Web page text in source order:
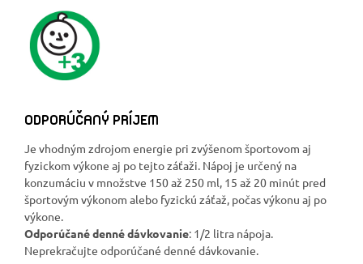
ODPORÚČANÝ PRÍJEM
Je vhodným zdrojom energie pri zvýšenom športovom aj
fyzickom výkone aj po tejto záťaži. Nápoj je určený na
konzumáciu v množstve 150 až 250 ml, 15 až 20 minút pred
športovým výkonom alebo fyzickú záťaž, počas výkonu aj po
výkone.
Odporúčané denné dávkovanie: 1/2 litra nápoja.
Neprekračujte odporúčané denné dávkovanie.